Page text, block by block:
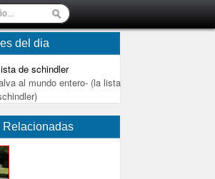
del dia
al mundo entero- (la lista
Relacionadas